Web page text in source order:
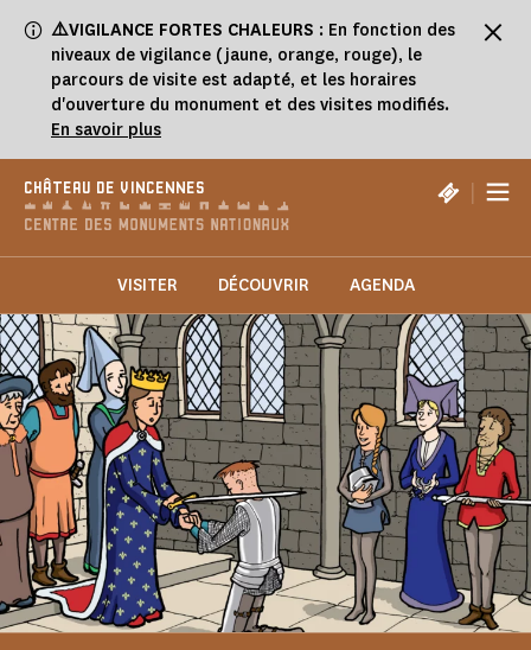
⚠️VIGILANCE FORTES CHALEURS : En fonction des
niveaux de vigilance (jaune, orange, rouge), le
parcours de visite est adapté, et les horaires
d'ouverture du monument et des visites modifiés.
En savoir plus
CHÂTEAU DE VINCENNES |
VISITER DÉCOUVRIR AGENDA